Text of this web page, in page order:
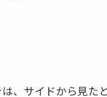
、サイドから見た